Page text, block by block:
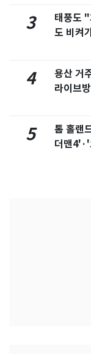
3
태풍도
도 비켜
4
용산 거
라이브
5
톰 홀랜
더맨4'·'